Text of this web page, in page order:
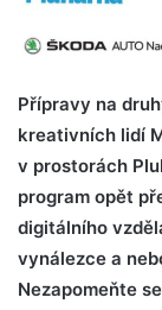
Přípravy na
kreativních lidí
v prostorách
program opět
digitálního
vynálezce a
Nezapomeňte